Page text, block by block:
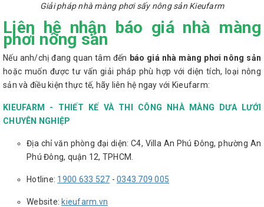
Giải pháp nhà màng phơi sấy nông sản Kieufarm
Liên hệ nhận báo giá nhà màng
phơi nông sản
Nếu anh/chị đang quan tâm đến báo giá nhà màng phơi nông sản
hoặc muốn được tư vấn giải pháp phù hợp với diện tích, loại nông
sản và điều kiện thực tế, hãy liên hệ ngay với Kieufarm:
KIEUFARM - THIẾT KẾ VÀ THI CÔNG NHÀ MÀNG DƯA LƯỚI
CHUYÊN NGHIỆP
Địa chỉ văn phòng đại diện: C4, Villa An Phú Đông, phường An
Phú Đông, quận 12, TPHCM.
Hotline: 1900 633 527 - 0343 709 005
Website: kieufarm.vn